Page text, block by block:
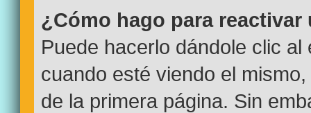
¿Cómo hago para reactivar
Puede hacerlo dándole clic
cuando esté viendo el
de la primera página. Sin